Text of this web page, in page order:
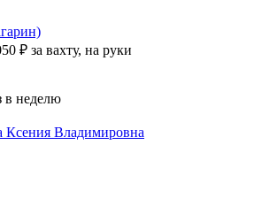
₽ за вахту, на руки
в неделю
Ксения Владимировна